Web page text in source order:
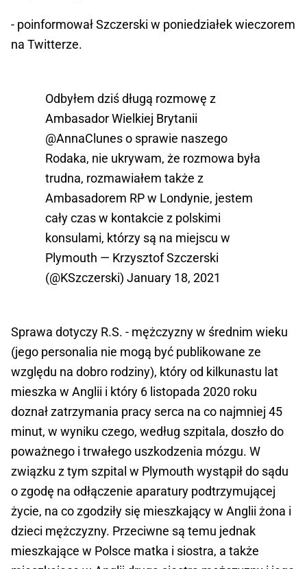
- poinformował Szczerski w poniedziałek wieczorem
na Twitterze.
Odbyłem dziś długą rozmowę z
Ambasador Wielkiej Brytanii
@AnnaCluneso sprawie naszego
Rodaka, nie ukrywam, że rozmowa była
trudna, rozmawiałem także z
Ambasadorem RP w Londynie, jestem
cały czas w kontakcie z polskimi
konsulami, którzy są na miejscu w
Plymouth — Krzysztof Szczerski
(@KSzczerski) January 18, 2021
Sprawa dotyczy R.S. - mężczyzny w średnim wieku
(jego personalia nie mogą być publikowane ze
względu na dobro rodziny), który od kilkunastu lat
mieszka w Anglii i który 6 listopada 2020 roku
doznał zatrzymania pracy serca na co najmniej 45
minut, w wyniku czego, według szpitala, doszło do
poważnego i trwałego uszkodzenia mózgu. W
związku z tym szpital w Plymouth wystąpił do sądu
o zgodę na odłączenie aparatury podtrzymującej
życie, na co zgodziły się mieszkający w Anglii żona i
dzieci mężczyzny. Przeciwne są temu jednak
mieszkające w Polsce matka i siostra, a także